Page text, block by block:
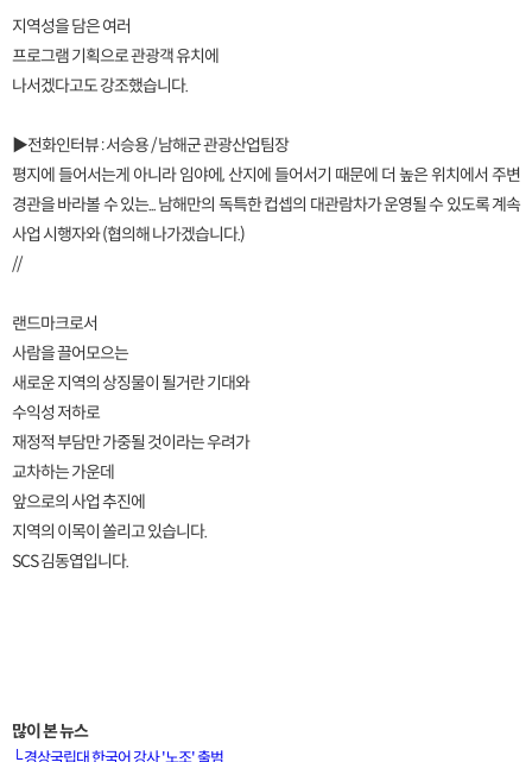
지역성을 담은 여러
프로그램 기획으로 관광객 유치에
나서겠다고도 강조했습니다.
▶전화인터뷰 : 서승용 / 남해군 관광산업팀장
평지에 들어서는게 아니라 임야에, 산지에 들어서기 때문에 더 높은 위치에서 주변
경관을 바라볼 수 있는... 남해만의 독특한 컵셉의 대관람차가 운영될 수 있도록 계속
사업 시행자와 (협의해 나가겠습니다.)
//
랜드마크로서
사람을 끌어모으는
새로운 지역의 상징물이 될거란 기대와
수익성 저하로
재정적 부담만 가중될 것이라는 우려가
교차하는 가운데
앞으로의 사업 추진에
지역의 이목이 쏠리고 있습니다.
SCS 김동엽입니다.
많이 본 뉴스